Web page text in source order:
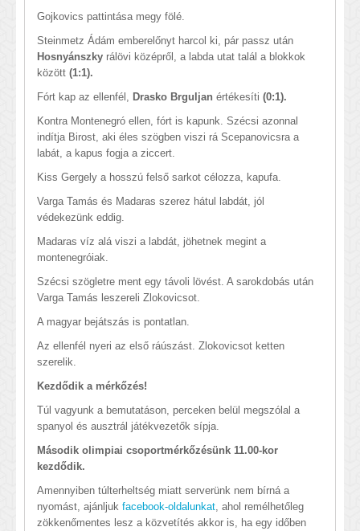
Gojkovics pattintása megy fölé.
Steinmetz Ádám emberelőnyt harcol ki, pár passz után
Hosnyánszky rálövi középről, a labda utat talál a blokkok
között (1:1).
Fórt kap az ellenfél,
Drasko Brguljan értékesíti (0:1).
Kontra Montenegró ellen, fórt is kapunk. Szécsi azonnal
indítja Birost, aki éles szögben viszi rá Scepanovicsra a
labát, a kapus fogja a ziccert.
Kiss Gergely a hosszú felső sarkot célozza, kapufa.
Varga Tamás és Madaras szerez hátul labdát, jól
védekezünk eddig.
Madaras víz alá viszi a labdát, jöhetnek megint a
montenegróiak.
Szécsi szögletre ment egy távoli lövést. A sarokdobás után
Varga Tamás leszereli Zlokovicsot.
A magyar bejátszás is pontatlan.
Az ellenfél nyeri az első ráúszást. Zlokovicsot ketten
szerelik.
Kezdődik a mérkőzés!
Túl vagyunk a bemutatáson, perceken belül megszólal a
spanyol és ausztrál játékvezetők sípja.
Második olimpiai csoportmérkőzésünk 11.00-kor
kezdődik.
Amennyiben túlterheltség miatt serverünk nem bírná a
nyomást, ajánljuk facebook-oldalunkat , ahol remélhetőleg
zökkenőmentes lesz a közvetítés akkor is, ha egy időben